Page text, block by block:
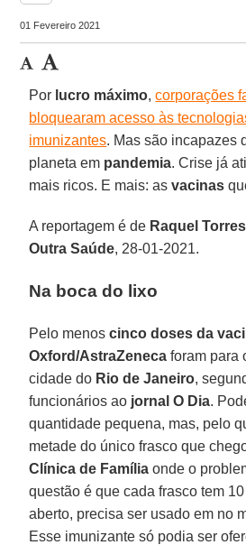
01 Fevereiro 2021
Por lucro máximo,corporações
bloquearam acesso às
imunizantes. Mas são incapazes
planeta em pandemia. Crise já
mais ricos. E mais: asvacinas
A reportagem é de Raquel Torres
Outra Saúde, 28-01-2021.
Na boca do lixo
Pelo menoscinco doses da
Oxford/AstraZeneca foram para
cidade do Rio de Janeiro,
funcionários ao jornal O Dia.
quantidade pequena, mas, pelo
metade do único frasco que
Clínica de Família onde o
questão é que cada frasco tem
aberto, precisa ser usado em no
Esse imunizante só podia ser